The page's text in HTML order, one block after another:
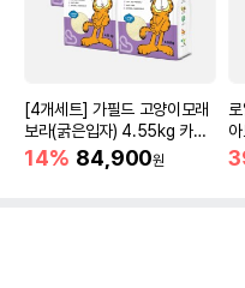
[4개세트] 가필드 고양이모래
보라(굵은입자) 4.55kg 카사
바모래
14% 84,900원